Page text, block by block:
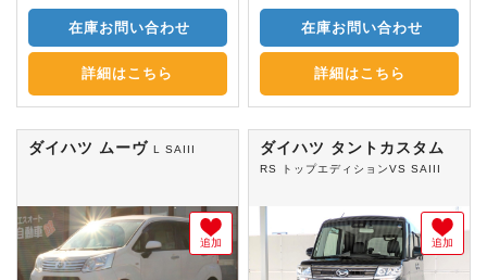
在庫お問い合わせ
詳細はこちら
在庫お問い合わせ
詳細はこちら
ダイハツ ムーヴ L SAIII
追加
ダイハツ タントカスタム
RS トップエディションVS SAIII
追加